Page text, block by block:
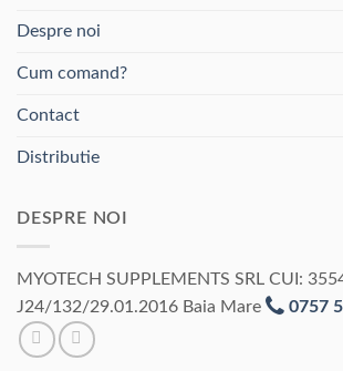
Despre noi
Cum comand?
Contact
Distributie
DESPRE NOI
MYOTECH SUPPLEMENTS SRL CUI:
J24/132/29.01.2016 Baia Mare
0757